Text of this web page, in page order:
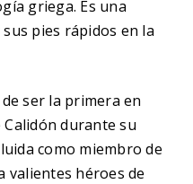
griega. Es una
pies rápidos en la
ser la primera en
durante su
como miembro de
valientes héroes de